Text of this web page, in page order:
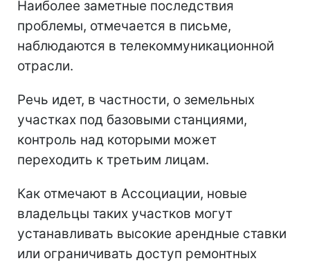
Наиболее заметные последствия
проблемы, отмечается в письме,
наблюдаются в телекоммуникационной
отрасли.
Речь идет, в частности, о земельных
участках под базовыми станциями,
контроль над которыми может
переходить к третьим лицам.
Как отмечают в Ассоциации, новые
владельцы таких участков могут
устанавливать высокие арендные ставки
или ограничивать доступ ремонтных